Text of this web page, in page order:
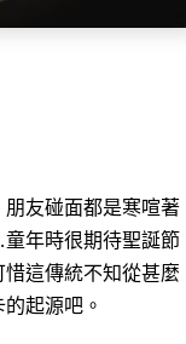
友碰面都是寒喧著
年時很期待聖誕節
這傳統不知從甚麼
起源吧。